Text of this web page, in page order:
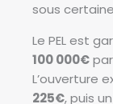
sous
Le PEL est
100 000€
L’ouverture
225€, puis